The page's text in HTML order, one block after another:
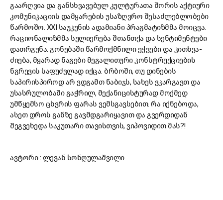
გაარღვია და განსხვავებულ კულტურათა შორის აქტიური
კომუნიკაციის დამყარების უსაზღვრო შესაძლებლობები
წარმოშო. XXI საუკუნის ადამიანი პრაგმატიზმმა მოიცვა.
რაციონალიზმმა სულიერება შთანთქა და სენტიმენტები
დათრგუნა. გონებაში წარმოქმნილი ეჭვები და კითხვა-
ძიება, მყარად ნაგები მეგალითური კონსტრუქციების
ნგრევის საფუძვლად იქცა. ბრბოში, თუ დინების
საპირისპიროდ არ ვდგამთ ნაბიჯს, სახეს ვკარგავთ და
უსასრულობაში გაჭრილ, მექანიცისტურად მოქმედ
უმწყემსო ცხვრის ფარას ვემსგავსებით. რა იქნებოდა,
ასეთ დროს განზე გავმდგარიყავით და გვერდიდან
შეგვეხედა საკუთარი თავისთვის, ვიპოვიდით მას?!
ავტორი : ლევან სონღულაშვილი